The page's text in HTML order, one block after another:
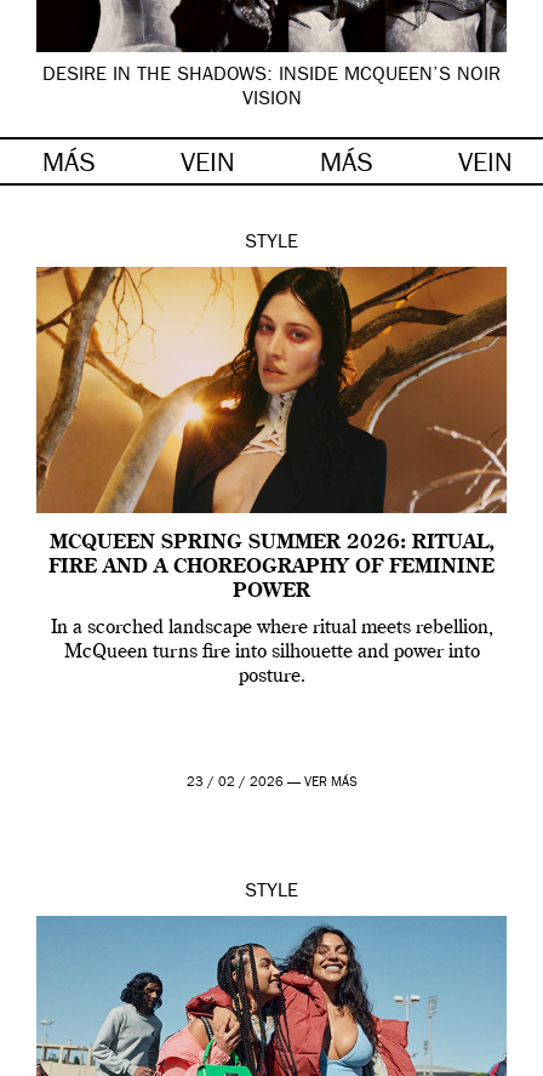
DESIRE IN THE SHADOWS: INSIDE MCQUEEN’S NOIR
VISION
MÁS VEIN MÁS VEIN
STYLE
MCQUEEN SPRING SUMMER 2026: RITUAL,
FIRE AND A CHOREOGRAPHY OF FEMININE
POWER
In a scorched landscape where ritual meets rebellion,
McQueen turns fire into silhouette and power into
posture.
23 / 02 / 2026 — VER MÁS
STYLE